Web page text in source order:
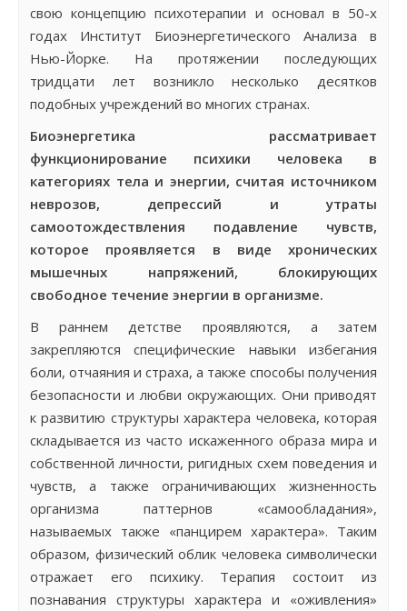
свою концепцию психотерапии и основал в 50-х
годах Институт Биоэнергетического Анализа в
Нью-Йорке. На протяжении последующих
тридцати лет возникло несколько десятков
подобных учреждений во многих странах.
Биоэнергетика рассматривает
функционирование психики человека в
категориях тела и энергии, считая источником
неврозов, депрессий и утраты
самоотождествления подавление чувств,
которое проявляется в виде хронических
мышечных напряжений, блокирующих
свободное течение энергии в организме.
В раннем детстве проявляются, а затем
закрепляются специфические навыки избегания
боли, отчаяния и страха, а также способы получения
безопасности и любви окружающих. Они приводят
к развитию структуры характера человека, которая
складывается из часто искаженного образа мира и
собственной личности, ригидных схем поведения и
чувств, а также ограничивающих жизненность
организма паттернов «самообладания»,
называемых также «панцирем характера». Таким
образом, физический облик человека символически
отражает его психику. Терапия состоит из
познавания структуры характера и «оживления»